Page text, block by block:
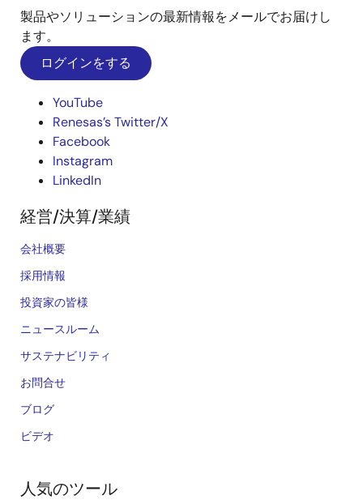
製品やソリューションの最新情報をメールでお届けし
ます。
ログインをする
YouTube
Renesas’s Twitter/X
Facebook
Instagram
LinkedIn
経営/決算/業績
会社概要
採用情報
投資家の皆様
ニュースルーム
サステナビリティ
お問合せ
ブログ
ビデオ
人気のツール